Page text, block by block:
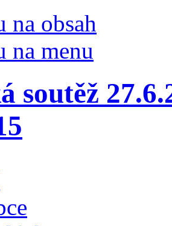
na obsah
na menu
soutěž